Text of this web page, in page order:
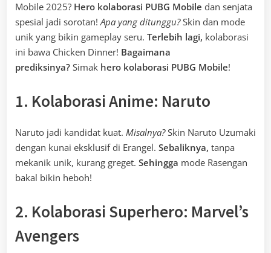
Mobile 2025? Hero kolaborasi PUBG Mobile dan senjata
spesial jadi sorotan!Apa yang ditunggu?Skin dan mode
unik yang bikin gameplay seru. Terlebih lagi, kolaborasi
ini bawa Chicken Dinner! Bagaimana
prediksinya? Simak hero kolaborasi PUBG Mobile!
1. Kolaborasi Anime: Naruto
Naruto jadi kandidat kuat. Misalnya?Skin Naruto Uzumaki
dengan kunai eksklusif di Erangel. Sebaliknya, tanpa
mekanik unik, kurang greget. Sehingga mode Rasengan
bakal bikin heboh!
2. Kolaborasi Superhero: Marvel’s
Avengers